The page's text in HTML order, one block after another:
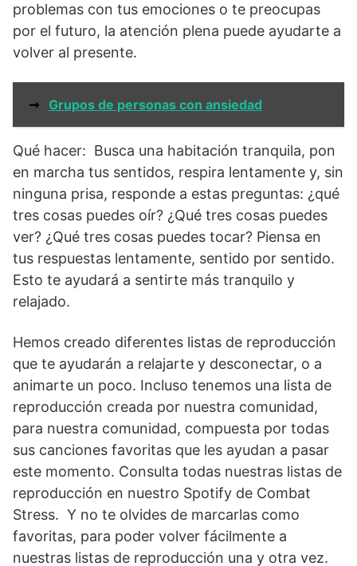
problemas con tus emociones o te preocupas
por el futuro, la atención plena puede ayudarte a
volver al presente.
➞ Grupos de personas con ansiedad
Qué hacer: Busca una habitación tranquila, pon
en marcha tus sentidos, respira lentamente y, sin
ninguna prisa, responde a estas preguntas: ¿qué
tres cosas puedes oír? ¿Qué tres cosas puedes
ver? ¿Qué tres cosas puedes tocar? Piensa en
tus respuestas lentamente, sentido por sentido.
Esto te ayudará a sentirte más tranquilo y
relajado.
Hemos creado diferentes listas de reproducción
que te ayudarán a relajarte y desconectar, o a
animarte un poco. Incluso tenemos una lista de
reproducción creada por nuestra comunidad,
para nuestra comunidad, compuesta por todas
sus canciones favoritas que les ayudan a pasar
este momento. Consulta todas nuestras listas de
reproducción en nuestro Spotify de Combat
Stress. Y no te olvides de marcarlas como
favoritas, para poder volver fácilmente a
nuestras listas de reproducción una y otra vez.